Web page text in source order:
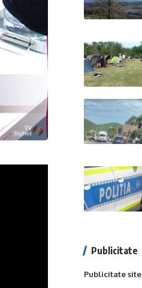
Publicitate
Publicitate site